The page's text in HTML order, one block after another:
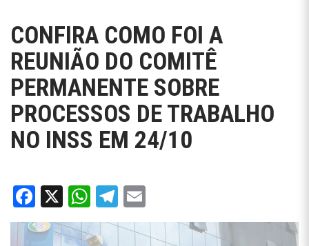
CONFIRA COMO FOI A
REUNIÃO DO COMITÊ
PERMANENTE SOBRE
PROCESSOS DE TRABALHO
NO INSS EM 24/10
Facebook
X WhatsApp
Telegram